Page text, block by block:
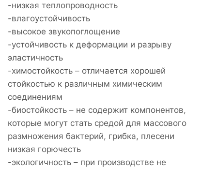
-низкая теплопроводность
-влагоустойчивость
-высокое звукопоглощение
-устойчивость к деформации и разрыву
эластичность
-химостойкость – отличается хорошей
стойкостью к различным химическим
соединениям
-биостойкость – не содержит компонентов,
которые могут стать средой для массового
размножения бактерий, грибка, плесени
низкая горючесть
-экологичность – при производстве не